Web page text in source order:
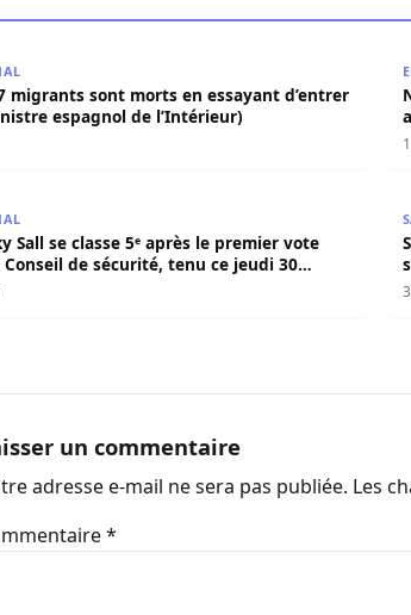
migrants sont morts en essayant d’entrer
espagnol de l’Intérieur)
Sall se classe 5ᵉ après le premier vote
de sécurité, tenu ce jeudi 30
un commentaire
adresse e-mail ne sera pas publiée. Les
*